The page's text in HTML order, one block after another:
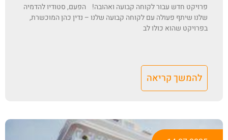
פרויקט חדש עבור לקוחה קבועה ואהובה! הפעם, סטודיו להדמיה
שלנו שיתף פעולה עם לקוחה קבועה שלנו – נדין כהן המוכשרת,
בפרויקט שהוא כולו לב
להמשך קריאה